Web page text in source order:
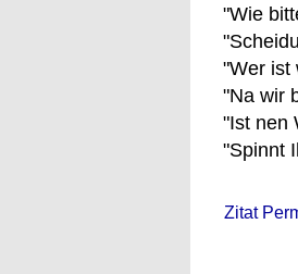
"Wie
"Wer ist
"Na wir
"Ist nen
"Spinnt
Zitat